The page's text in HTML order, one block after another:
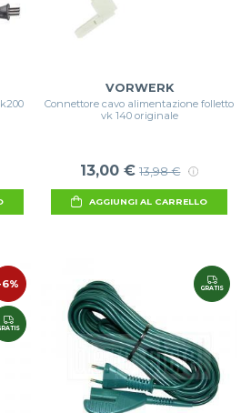
VORWERK
Connettore cavo alimentazione folletto
vk 140 originale
13,00 € 13,98 €
AGGIUNGI AL CARRELLO
6% GRATIS